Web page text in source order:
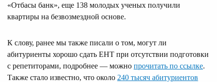
«Отбасы банк», еще 138 молодых ученых получили
квартиры на безвозмездной основе.
К слову, ранее мы также писали о том, могут ли
абитуриенты хорошо сдать ЕНТ при отсутствии подготовки
с репетиторами, подробнее — можно прочитать по ссылке.
Также стало известно, что около 240 тысяч абитуриентов